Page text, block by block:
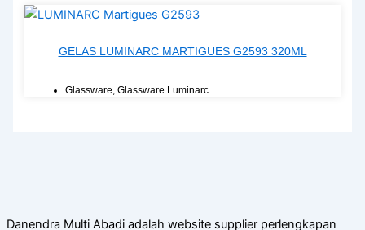
GELAS LUMINARC MARTIGUES G2593 320ML
Glassware,Glassware Luminarc
Danendra Multi Abadi adalah website supplier perlengkapan